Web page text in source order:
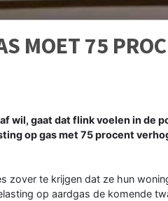
MOET 75
wil, gaat dat flink voelen in de
op gas met 75 procent
zover te krijgen dat ze hun
op aardgas de komende